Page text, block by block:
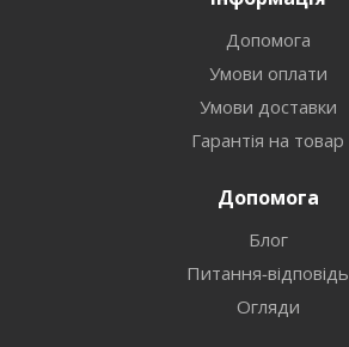
Допомога
Умови оплати
Умови доставки
Гарантія на товар
Допомога
Блог
Питання-відповідь
Огляди